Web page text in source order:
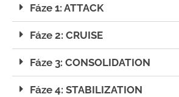
Fáze 1: ATTACK
Fáze 2: CRUISE
Fáze 3: CONSOLIDATION
Fáze 4: STABILIZATION